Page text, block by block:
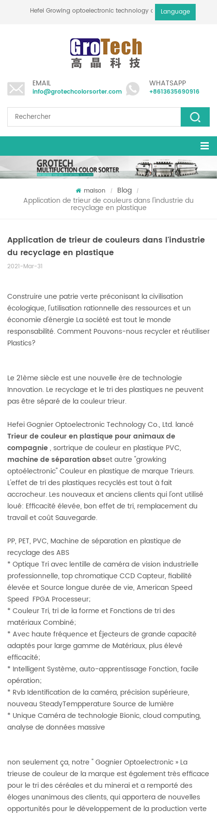
Hefei Growing optoelectronic technology co., ltdLanguage
EMAIL
info@grotechcolorsorter.com
WHATSAPP
+8613635690916
maison / Blog /
Application de trieur de couleurs dans l'industrie du
recyclage en plastique
Application de trieur de couleurs dans l'industrie
du recyclage en plastique
2021-Mar-31
Construire une patrie verte préconisant la civilisation
écologique, l'utilisation rationnelle des ressources et un
économie d'énergie La société est tout le monde
responsabilité. Comment Pouvons-nous recycler et réutiliser
Plastics?
Le 21ème siècle est une nouvelle ère de technologie
Innovation. Le recyclage et le tri des plastiques ne peuvent
pas être séparé de la couleur trieur.
Hefei Gognier Optoelectronic Technology Co., Ltd. lancé
Trieur de couleur en plastique pour animaux de
compagnie, sortrique de couleur en plastique PVC,
machine de séparation abset autre "growking
optoélectronic" Couleur en plastique de marque Trieurs.
L'effet de tri des plastiques recyclés est tout à fait
accrocheur. Les nouveaux et anciens clients qui l'ont utilisé
loué: Efficacité élevée, bon effet de tri, remplacement du
travail et coût Sauvegarde.
PP, PET, PVC, Machine de séparation en plastique de
recyclage des ABS
* Optique Tri avec lentille de caméra de vision industrielle
professionnelle, top chromatique CCD Capteur, fiabilité
élevée et Source longue durée de vie, American Speed ​​
Speed ​​ FPGA Processeur;
* Couleur Tri, tri de la forme et Fonctions de tri des
matériaux Combiné;
* Avec haute fréquence et Éjecteurs de grande capacité
adaptés pour large gamme de Matériaux, plus élevé
efficacité;
* Intelligent Système, auto-apprentissage Fonction, facile
opération;
* Rvb Identification de la caméra, précision supérieure,
nouveau SteadyTempperature Source de lumière
* Unique Caméra de technologie Bionic, cloud computing,
analyse de données massive
non seulement ça, notre "Gognier Optoelectronic » La
trieuse de couleur de la marque est également très efficace
pour le tri des céréales et du minerai et a remporté des
éloges unanimous des clients, qui apportera de nouvelles
opportunités pour le développement de la production verte